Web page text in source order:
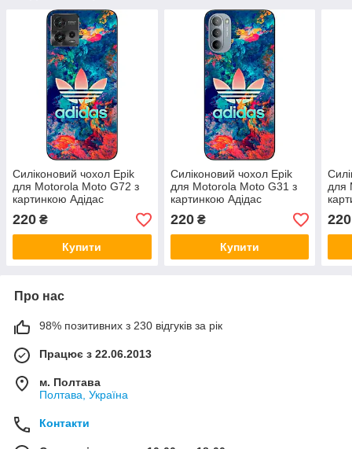
Силіконовий чохол Epik
для Motorola Moto G72 з
картинкою Адідас
220 ₴
Купити
Силіконовий чохол Epik
для Motorola Moto G31 з
картинкою Адідас
220₴
Купити
для
220
Про нас
98% позитивних з 230 відгуків за рік
Працює з 22.06.2013
м. Полтава
Полтава, Україна
Контакти